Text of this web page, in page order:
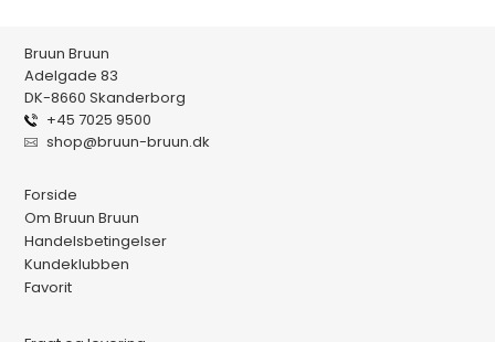
Bruun Bruun
Adelgade 83
DK-8660 Skanderborg
+45 7025 9500
shop@bruun-bruun.dk
Forside
Om Bruun Bruun
Handelsbetingelser
Kundeklubben
Favorit